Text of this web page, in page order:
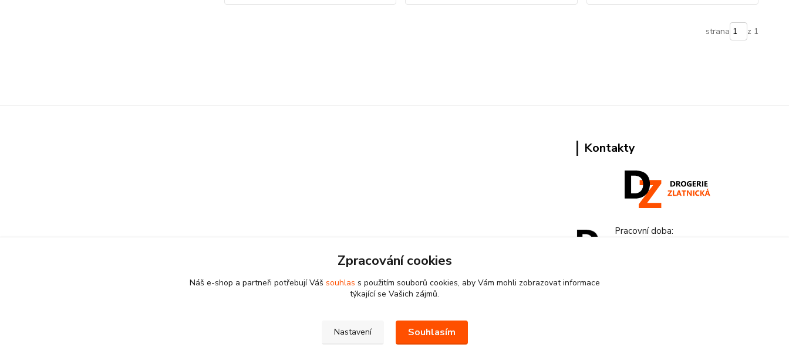
strana z 1
Kontakty
Pracovní doba:
info@drogeriezlatnicka.cz
Zpracování cookies
Náš e-shop a partneři potřebují Váš souhlas s použitím souborů cookies, aby Vám mohli zobrazovat informace
týkající se Vašich zájmů.
Nastavení Souhlasím